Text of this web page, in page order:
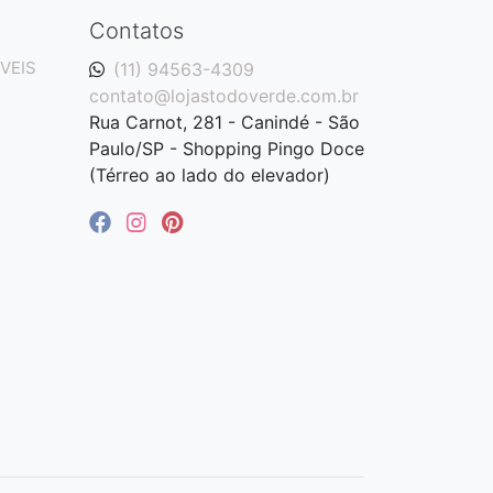
Contatos
(11) 94563-4309
contato@lojastodoverde.com.br
Rua Carnot, 281 - Canindé - São
Paulo/SP - Shopping Pingo Doce
(Térreo ao lado do elevador)